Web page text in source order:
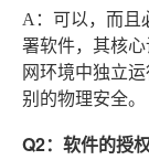
A ：可以，而
署软件，其核
网环境中独立
别的物理安全。
Q2：软件的授